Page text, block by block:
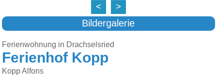
< >
Bildergalerie
Ferienwohnung in Drachselsried
Ferienhof Kopp
Kopp Alfons